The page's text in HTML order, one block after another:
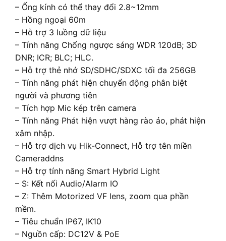
– Ống kính có thể thay đổi 2.8~12mm
– Hồng ngoại 60m
– Hỗ trợ 3 luồng dữ liệu
– Tính năng Chống ngược sáng WDR 120dB; 3D
DNR; ICR; BLC; HLC.
– Hỗ trợ thẻ nhớ SD/SDHC/SDXC tối đa 256GB
– Tính năng phát hiện chuyển động phân biệt
người và phương tiên
– Tích hợp Mic kép trên camera
– Tính năng Phát hiện vượt hàng rào ảo, phát hiện
xâm nhập.
– Hỗ trợ dịch vụ Hik-Connect, Hỗ trợ tên miền
Cameraddns
– Hỗ trợ tính năng Smart Hybrid Light
– S: Kết nối Audio/Alarm IO
– Z: Thêm Motorized VF lens, zoom qua phần
mềm.
– Tiêu chuẩn IP67, IK10
– Nguồn cấp: DC12V & PoE